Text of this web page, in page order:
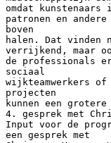
omdat kunstenaars
patronen en
boven
halen. Dat vinden
verrijkend, maar
de professionals
sociaal
wijkteamwerkers
projecten
kunnen een grotere
4. gesprek met
Input voor de
een gesprek met